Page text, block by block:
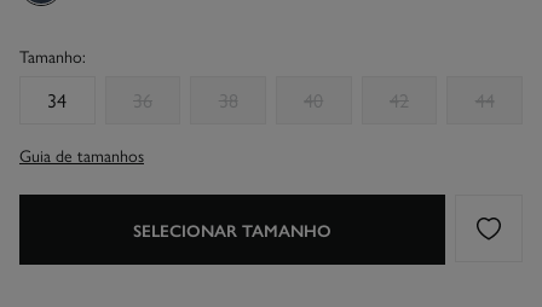
Tamanho:
34 36 38 40 42 44
Guia de tamanhos
SELECIONAR TAMANHO